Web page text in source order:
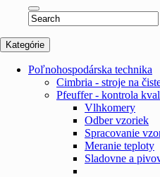
Kategórie
Poľnohospodárska technika
Cimbria - stroje na
Pfeuffer - kontrola
Vlhkomery
Odber vzoriek
Spracovanie
Meranie teploty
Sladovne a